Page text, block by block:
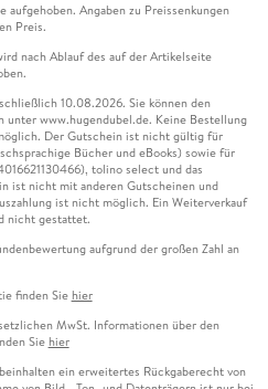
Angaben zu Preissenkungen
Preis.
nach Ablauf des auf der Artikelseite
10.08.2026. Sie können den
www.hugendubel.de. Keine Bestellung
Der Gutschein ist nicht gültig für
Bücher und eBooks) sowie für
tolino select und das
ist nicht mit anderen Gutscheinen und
ist nicht möglich. Ein Weiterverkauf
nicht gestattet.
aufgrund der großen Zahl an
finden Sie hier
MwSt. Informationen über den
Sie hier
ein erweitertes Rückgaberecht von